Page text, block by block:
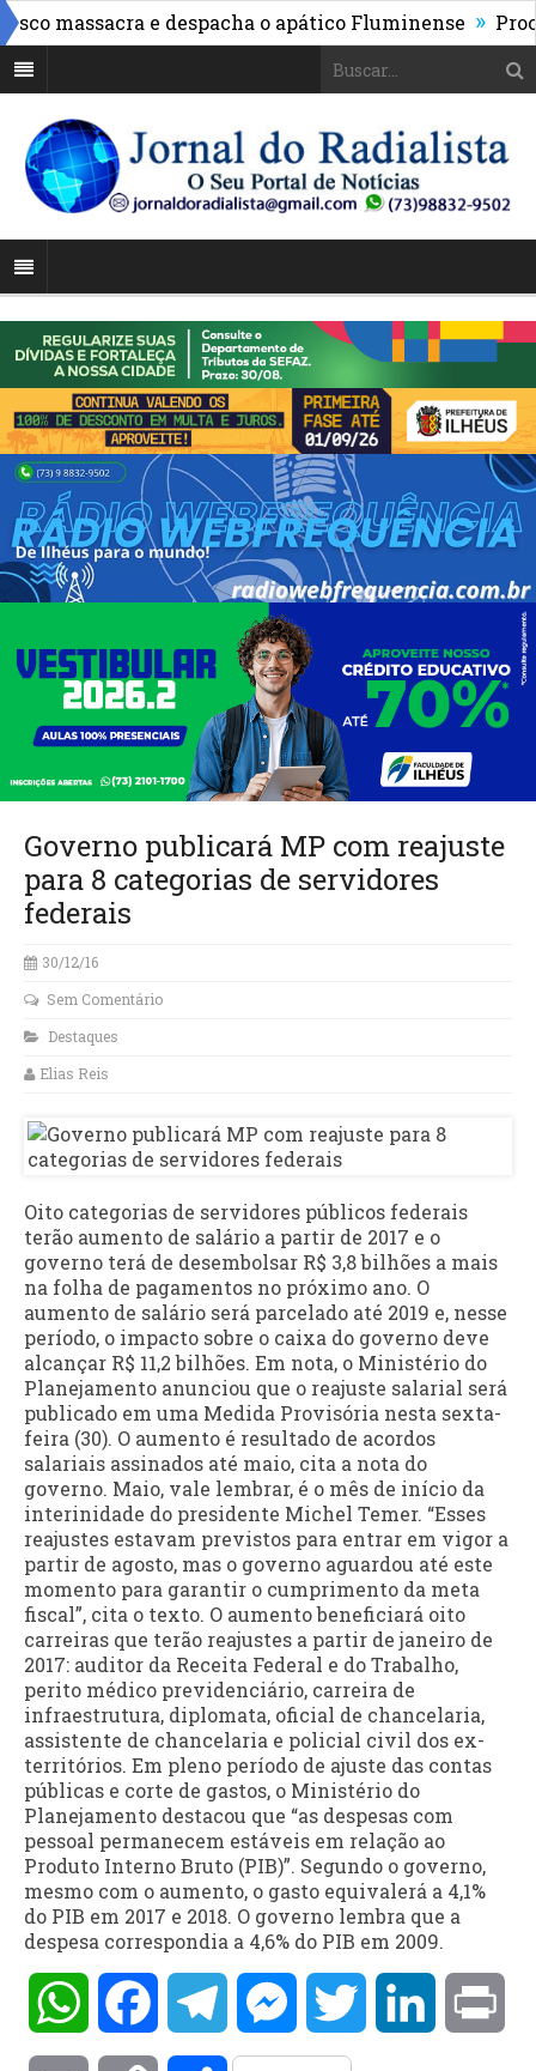
massacra e despacha o apático Fluminense » Procon
Governo publicará MP com reajuste
para 8 categorias de servidores
federais
30/12/16
Sem Comentário
Destaques
Elias Reis
Oito categorias de servidores públicos federais
terão aumento de salário a partir de 2017 e o
governo terá de desembolsar R$ 3,8 bilhões a mais
na folha de pagamentos no próximo ano. O
aumento de salário será parcelado até 2019 e, nesse
período, o impacto sobre o caixa do governo deve
alcançar R$ 11,2 bilhões. Em nota, o Ministério do
Planejamento anunciou que o reajuste salarial será
publicado em uma Medida Provisória nesta sexta-
feira (30). O aumento é resultado de acordos
salariais assinados até maio, cita a nota do
governo. Maio, vale lembrar, é o mês de início da
interinidade do presidente Michel Temer. “Esses
reajustes estavam previstos para entrar em vigor a
partir de agosto, mas o governo aguardou até este
momento para garantir o cumprimento da meta
fiscal”, cita o texto. O aumento beneficiará oito
carreiras que terão reajustes a partir de janeiro de
2017: auditor da Receita Federal e do Trabalho,
perito médico previdenciário, carreira de
infraestrutura, diplomata, oficial de chancelaria,
assistente de chancelaria e policial civil dos ex-
territórios. Em pleno período de ajuste das contas
públicas e corte de gastos, o Ministério do
Planejamento destacou que “as despesas com
pessoal permanecem estáveis em relação ao
Produto Interno Bruto (PIB)”. Segundo o governo,
mesmo com o aumento, o gasto equivalerá a 4,1%
do PIB em 2017 e 2018. O governo lembra que a
despesa correspondia a 4,6% do PIB em 2009.
WhatsAppFacebookTelegramMessengerTwitter LinkedIn